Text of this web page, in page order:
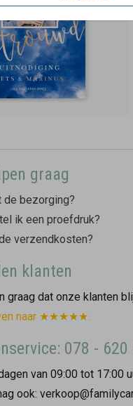
graag
de bezorging?
ik een proefdruk?
verzendkosten?
klanten
graag dat onze klanten
naar ★★★★★.
078 - 620
van 09:00 tot 17:00
ook: